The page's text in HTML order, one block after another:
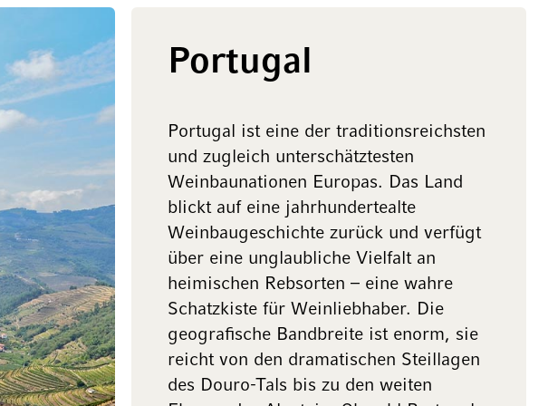
Portugal
Portugal ist eine der traditionsreichsten
und zugleich unterschätztesten
Weinbaunationen Europas. Das Land
blickt auf eine jahrhundertealte
Weinbaugeschichte zurück und verfügt
über eine unglaubliche Vielfalt an
heimischen Rebsorten – eine wahre
Schatzkiste für Weinliebhaber. Die
geografische Bandbreite ist enorm, sie
reicht von den dramatischen Steillagen
des Douro-Tals bis zu den weiten